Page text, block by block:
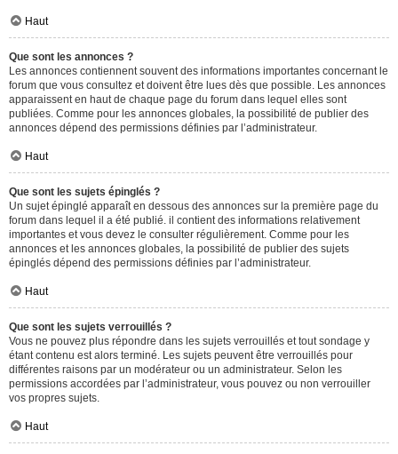
Haut
Que sont les annonces ?
Les annonces contiennent souvent des informations importantes concernant le
forum que vous consultez et doivent être lues dès que possible. Les annonces
apparaissent en haut de chaque page du forum dans lequel elles sont
publiées. Comme pour les annonces globales, la possibilité de publier des
annonces dépend des permissions définies par l’administrateur.
Haut
Que sont les sujets épinglés ?
Un sujet épinglé apparaît en dessous des annonces sur la première page du
forum dans lequel il a été publié. il contient des informations relativement
importantes et vous devez le consulter régulièrement. Comme pour les
annonces et les annonces globales, la possibilité de publier des sujets
épinglés dépend des permissions définies par l’administrateur.
Haut
Que sont les sujets verrouillés ?
Vous ne pouvez plus répondre dans les sujets verrouillés et tout sondage y
étant contenu est alors terminé. Les sujets peuvent être verrouillés pour
différentes raisons par un modérateur ou un administrateur. Selon les
permissions accordées par l’administrateur, vous pouvez ou non verrouiller
vos propres sujets.
Haut